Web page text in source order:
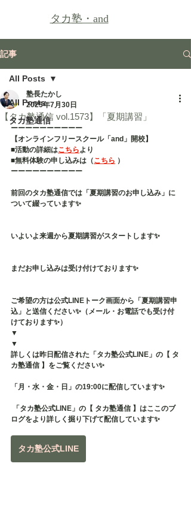
タカ塾・and
記事
All Posts
タカ塾通信
All Posts
【タカ塾通信 vol.1573】「夏期講習」
塾長たかし
2025年7月30日
ーーーーーーーーーー
【オンラインフリースクール「and」開校】
■活動の詳細はこちらより
■無料体験の申し込みは（こちら ）
ーーーーーーーーーー
前回のタカ塾通信では「夏期講習のお申し込み」に
ついて綴っています✨
いよいよ来週から夏期講習がスタートします✨
まだお申し込みは受け付けております✨
ご希望の方は公式LINEトーク画面から「夏期講習申
込」と送信ください✨（メール・お電話でも受け付
けております✨）
▼
▼
詳しくは昨日配信された「タカ塾公式LINE」の【 タ
カ塾通信 】をご覧ください✨
「月・水・金・日」の19:00に配信しています✨
「タカ塾公式LINE」の【 タカ塾通信 】はここのブ
ログをより詳しく掘り下げて配信しています✨
タカ塾公式LINE